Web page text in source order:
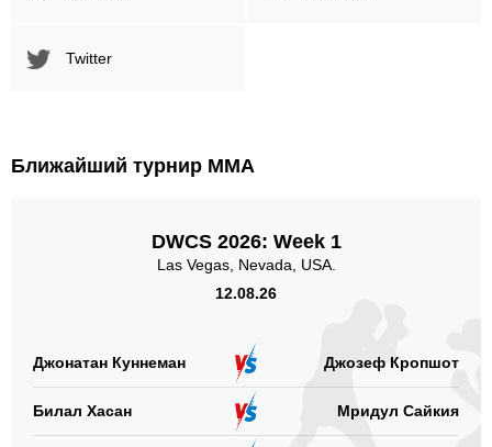
Twitter
Ближайший турнир ММА
DWCS 2026: Week 1
Las Vegas, Nevada, USA.
12.08.26
Джонатан Куннеман Джозеф Кропшот
Билал Хасан Мридул Сайкия